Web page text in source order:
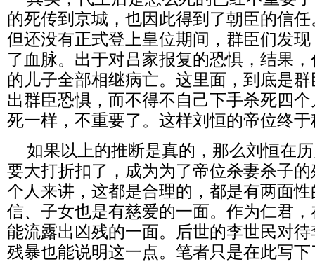
的死传到京城，也因此得到了朝臣的信
但还没有正式登上皇位期间，群臣们发
了血脉。出于对吕家报复的恐惧，结果
的儿子全部相继病亡。这里面，到底是
出群臣恐惧，而不得不自己下手杀死四
死一样，不重要了。这样刘恒的帝位终
如果以上的推断是真的，那么刘恒在
要大打折扣了，成为为了帝位杀妻杀子
个人来讲，这都是合理的，都是有两面
信、子女也是有慈爱的一面。作为仁君
能流露出凶残的一面。后世的李世民对
残暴也能说明这一点。笔者只是在此写